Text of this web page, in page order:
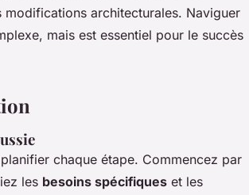
architecturales. Naviguer
mais est essentiel pour le succès
chaque étape. Commencez par
les besoins spécifiques et les